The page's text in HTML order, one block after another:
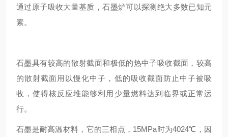
通过原子吸收大量基质，石墨炉可以探测绝大多数已知元
素。
石墨具有较高的散射截面和极低的热中子吸收截面，较高
的散射截面用以慢化中子，低的吸收截面防止中子被吸
收，使得核反应堆能够利用少量燃料达到临界或正常运
行。
石墨是耐高温材料，它的三相点，15MPa时为4024℃，因